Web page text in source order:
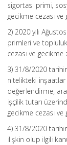
sigortası primi,
gecikme cezası ve
2) 2020 yılı
primleri ve
cezası ve gecikme
3) 31/8/2020
nitelikteki
değerlendirme,
işçilik tutarı
gecikme cezası ve
4) 31/8/2020
ilişkin olup ilgili